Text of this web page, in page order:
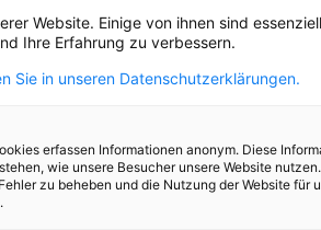
Website. Einige von ihnen sind
Ihre Erfahrung zu verbessern.
Sie in unseren Datenschutzerklärungen.
erfassen Informationen anonym. Diese
wie unsere Besucher unsere Website
zu beheben und die Nutzung der Website für